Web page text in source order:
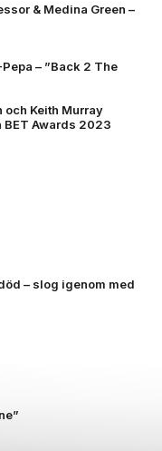
& Medina Green –
– ”Back 2 The
och Keith Murray
Awards 2023
– slog igenom med